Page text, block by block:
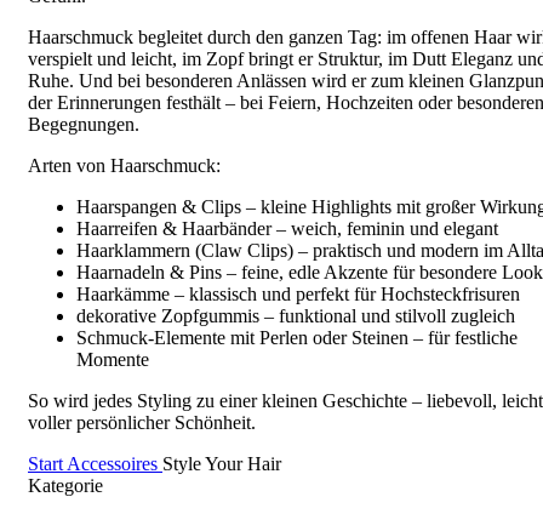
Haarschmuck begleitet durch den ganzen Tag: im offenen Haar
verspielt und leicht, im Zopf bringt er Struktur, im Dutt Eleganz
Ruhe. Und bei besonderen Anlässen wird er zum kleinen
der Erinnerungen festhält – bei Feiern, Hochzeiten oder besonderen
Begegnungen.
Arten von Haarschmuck:
Haarspangen & Clips – kleine Highlights mit großer
Haarreifen & Haarbänder – weich, feminin und elegant
Haarklammern (Claw Clips) – praktisch und modern im
Haarnadeln & Pins – feine, edle Akzente für besondere
Haarkämme – klassisch und perfekt für Hochsteckfrisuren
dekorative Zopfgummis – funktional und stilvoll zugleich
Schmuck-Elemente mit Perlen oder Steinen – für festliche
Momente
So wird jedes Styling zu einer kleinen Geschichte – liebevoll,
voller persönlicher Schönheit.
Start Accessoires Style Your Hair
Kategorie